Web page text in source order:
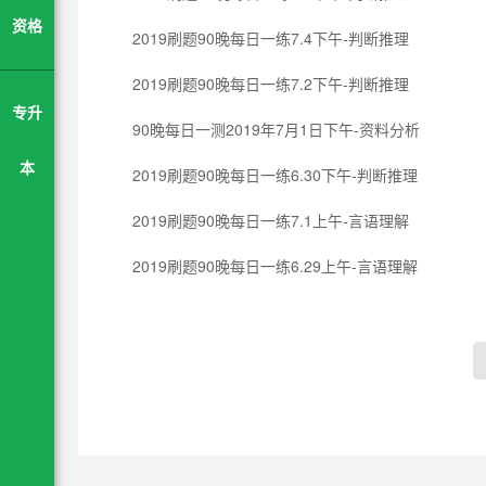
资格
专升
本
2019刷题90晚每日一练7.4下午-判断推理
2019刷题90晚每日一练7.2下午-判断推理
90晚每日一测2019年7月1日下午-资料分析
2019刷题90晚每日一练6.30下午-判断推理
2019刷题90晚每日一练7.1上午-言语理解
2019刷题90晚每日一练6.29上午-言语理解